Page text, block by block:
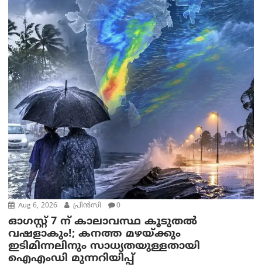
Aug 6, 2026 പ്രിന്‍സി 0
ഓഗസ്റ്റ് 7 ന് കാലാവസ്ഥ കൂടുതൽ
വഷളാകും!; കനത്ത മഴയ്ക്കും
ഇടിമിന്നലിനും സാധ്യതയുള്ളതായി
ഐഎംഡി മുന്നറിയിപ്പ്